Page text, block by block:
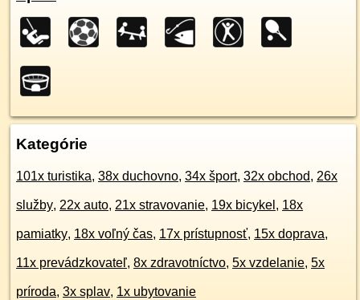
Kategórie
101x turistika, 38x duchovno, 34x šport, 32x obchod, 26x
služby, 22x auto, 21x stravovanie, 19x bicykel , 18x
pamiatky, 18x voľný čas, 17x prístupnosť, 15x doprava,
11x prevádzkovateľ, 8x zdravotníctvo, 5x vzdelanie, 5x
príroda, 3x splav, 1x ubytovanie